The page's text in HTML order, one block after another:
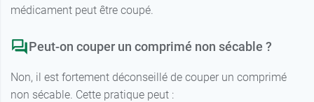
médicament peut être coupé.
Peut-on couper un comprimé non sécable ?
Non, il est fortement déconseillé de couper un comprimé
non sécable. Cette pratique peut :